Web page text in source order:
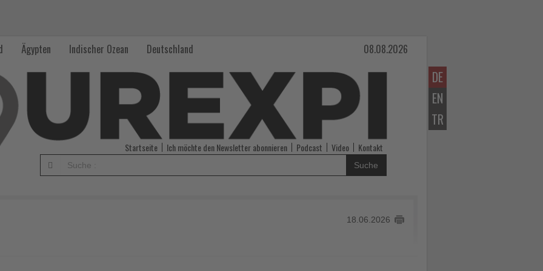
DE
EN
TR
Ägypten Indischer Ozean Deutschland 08.08.2026
Startseite Ich möchte den Newsletter abonnieren Podcast Video Kontakt
Suche
18.06.2026